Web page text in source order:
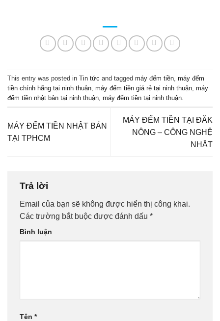
This entry was posted in Tin tức and tagged máy đếm tiền máy đếm
tiền chính hãng tại ninh thuận máy đếm tiền giá rẻ tại ninh thuận máy
đếm tiền nhật bản tại ninh thuận máy đếm tiền tại ninh thuận
MÁY ĐẾM TIỀN NHẬT BẢN
TẠI TPHCM
MÁY ĐẾM TIỀN TẠI ĐĂK
NÔNG – CÔNG NGHỆ
NHẬT
Trả lời
Email của bạn sẽ không được hiển thị công khai.
Các trường bắt buộc được đánh dấu *
Bình luận
Tên *